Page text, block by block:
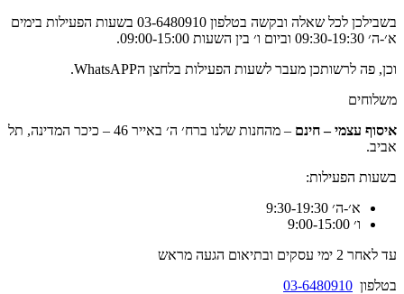
בשבילכן לכל שאלה ובקשה בטלפון 03-6480910 בשעות הפעילות בימים
א׳-ה׳ 09:30-19:30 וביום ו׳ בין השעות 09:00-15:00.
וכן, פה לרשותכן מעבר לשעות הפעילות בלחצן הWhatsAPP.
משלוחים
איסוף עצמי – חינם
– מהחנות שלנו ברח׳ ה׳ באייר 46 – כיכר המדינה, תל
אביב.
בשעות הפעילות:
א׳-ה׳ 9:30-19:30
ו׳ 9:00-15:00
עד לאחר 2 ימי עסקים ובתיאום הגעה מראש
בטלפון 03-6480910